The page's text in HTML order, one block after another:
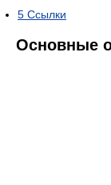
5 Ссылки
Основные